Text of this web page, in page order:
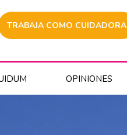
TRABAJA COMO CUIDADORA
OPINIONES